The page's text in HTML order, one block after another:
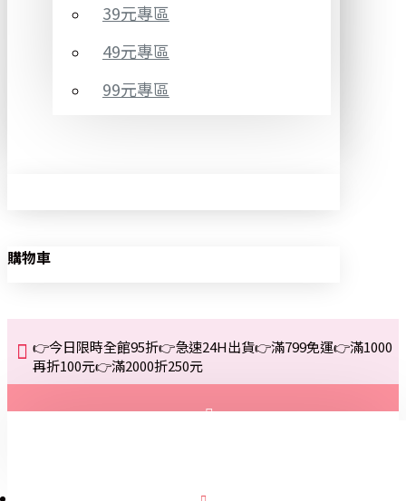
39元專區
49元專區
99元專區
購物車
👉今日限時全館95折👉急速24H出貨👉滿799免運👉滿1000
再折100元👉滿2000折250元